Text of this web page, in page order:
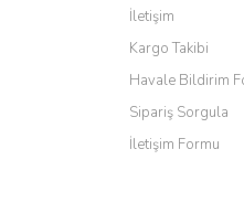
Ürün
Ürün
Ürün
Bu
İletişim
Kargo Takibi
Havale Bildirim
Sipariş Sorgula
İletişim Formu